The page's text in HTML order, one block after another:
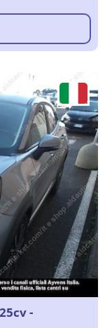
-